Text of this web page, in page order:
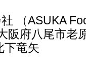
（ASUKA
阪府八尾市老
下竜矢